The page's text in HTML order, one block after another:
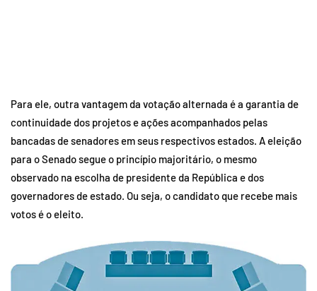
Para ele, outra vantagem da votação alternada é a garantia de
continuidade dos projetos e ações acompanhados pelas
bancadas de senadores em seus respectivos estados. A eleição
para o Senado segue o princípio majoritário, o mesmo
observado na escolha de presidente da República e dos
governadores de estado. Ou seja, o candidato que recebe mais
votos é o eleito.